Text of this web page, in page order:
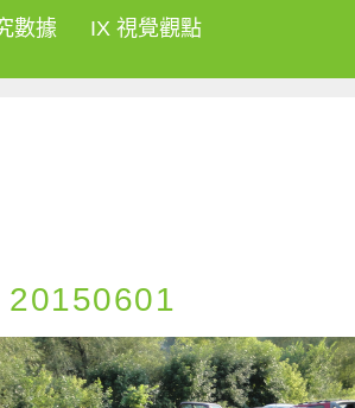
數據 IX 視覺觀點
20150601